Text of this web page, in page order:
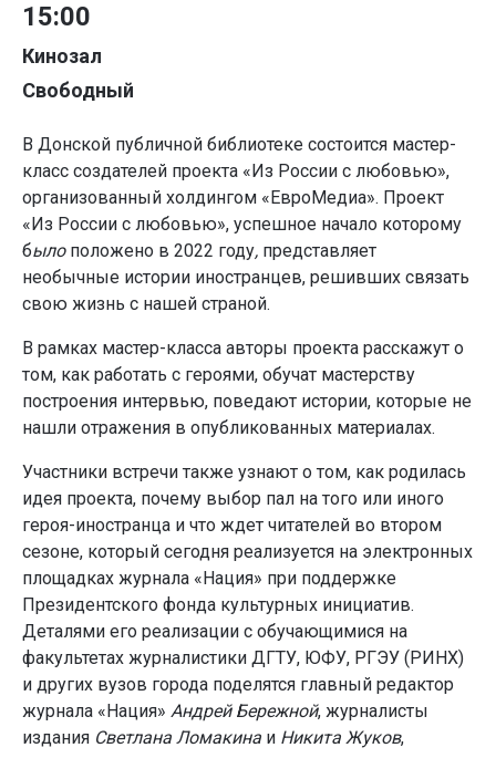
15:00
Кинозал
Свободный
В Донской публичной библиотеке состоится мастер-
класс создателей проекта «Из России с любовью»,
организованный холдингом «ЕвроМедиа». Проект
«Из России с любовью», успешное начало которому
было положено в 2022 году, представляет
необычные истории иностранцев, решивших связать
свою жизнь с нашей страной.
В рамках мастер-класса авторы проекта расскажут о
том, как работать с героями, обучат мастерству
построения интервью, поведают истории, которые не
нашли отражения в опубликованных материалах.
Участники встречи также узнают о том, как родилась
идея проекта, почему выбор пал на того или иного
героя-иностранца и что ждет читателей во втором
сезоне, который сегодня реализуется на электронных
площадках журнала «Нация» при поддержке
Президентского фонда культурных инициатив.
Деталями его реализации с обучающимися на
факультетах журналистики ДГТУ, ЮФУ, РГЭУ (РИНХ)
и других вузов города поделятся главный редактор
журнала «Нация» Андрей Бережной, журналисты
издания Светлана Ломакина и Никита Жуков,